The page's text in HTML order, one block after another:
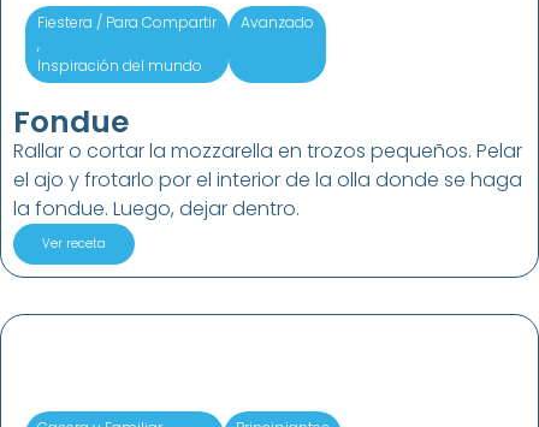
Fiestera / Para Compartir
,
Inspiración del mundo
Avanzado
Fondue
Rallar o cortar la mozzarella en trozos pequeños. Pelar
el ajo y frotarlo por el interior de la olla donde se haga
la fondue. Luego, dejar dentro.
Ver receta